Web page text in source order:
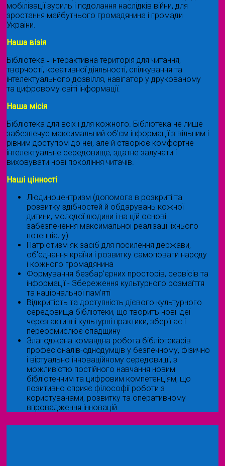
мобілізації зусиль і подолання наслідків війни, для
зростання майбутнього громадянина і громади
України.
Наша візія
Бібліотека ˗ інтерактивна територія для читання,
творчості, креативної діяльності, спілкування та
інтелектуального дозвілля, навігатор у друкованому
та цифровому світі інформації.
Наша місія
Бібліотека для всіх і для кожного. Бібліотека не лише
забезпечує максимальний об'єм інформації з вільним і
рівним доступом до неї, але й створює комфортне
інтелектуальне середовище, здатне залучати і
виховувати нові покоління читачів.
Наші цінності
Людиноцентризм (допомога в розкриті та
розвитку здібностей й обдарувань кожної
дитини, молодої людини і на цій основі
забезпечення максимальної реалізації їхнього
потенціалу)
Патріотизм як засіб для посилення держави,
об'єднання країни і розвитку самоповаги народу
і кожного громадянина
Формування безбар’єрних просторів, сервісів та
інформації - Збереження культурного розмаїття
та національної пам’яті
Відкритість та доступність дієвого культурного
середовища бібліотеки, що творить нові ідеї
через активні культурні практики, зберігає і
переосмислює спадщину
Злагоджена командна робота бібліотекарів
професіоналів-однодумців у безпечному, фізично
і віртуально інноваційному середовищі, з
можливістю постійного навчання новим
бібліотечним та цифровим компетенціям, що
позитивно сприяє філософії роботи з
користувачами, розвитку та оперативному
впровадження інновацій.